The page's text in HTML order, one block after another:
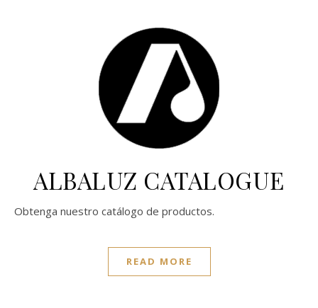
ALBALUZ CATALOGUE
Obtenga nuestro catálogo de productos.
READ MORE